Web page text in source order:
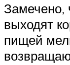
Замечено,
выходят
пищей